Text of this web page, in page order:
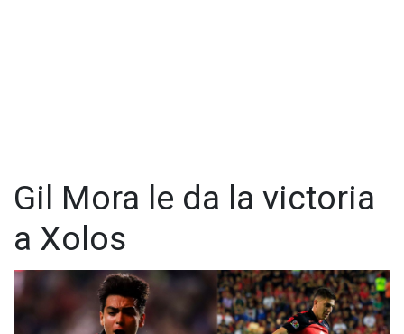
Gil Mora le da la victoria
a Xolos